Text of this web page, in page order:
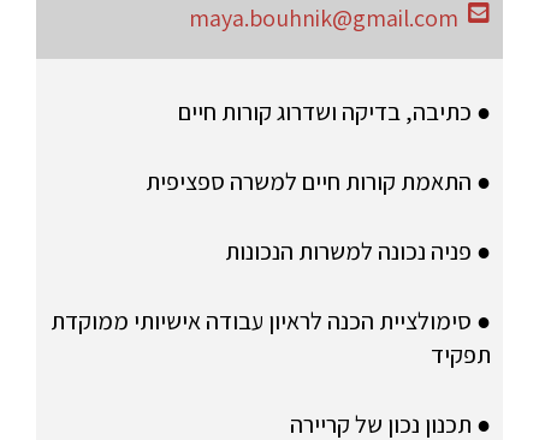
maya.bouhnik@gmail.com
● כתיבה, בדיקה ושדרוג קורות חיים
● התאמת קורות חיים למשרה ספציפית
● פניה נכונה למשרות הנכונות
● סימולציית הכנה לראיון עבודה אישיותי ממוקדת
תפקיד
● תכנון נכון של קריירה